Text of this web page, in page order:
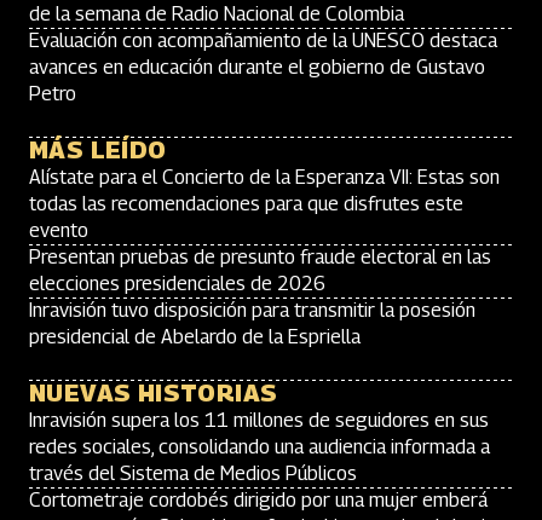
de la semana de Radio Nacional de Colombia
Evaluación con acompañamiento de la UNESCO destaca
avances en educación durante el gobierno de Gustavo
Petro
MÁS LEÍDO
Alístate para el Concierto de la Esperanza VII: Estas son
todas las recomendaciones para que disfrutes este
evento
Presentan pruebas de presunto fraude electoral en las
elecciones presidenciales de 2026
Inravisión tuvo disposición para transmitir la posesión
presidencial de Abelardo de la Espriella
NUEVAS HISTORIAS
Inravisión supera los 11 millones de seguidores en sus
redes sociales, consolidando una audiencia informada a
través del Sistema de Medios Públicos
Cortometraje cordobés dirigido por una mujer emberá